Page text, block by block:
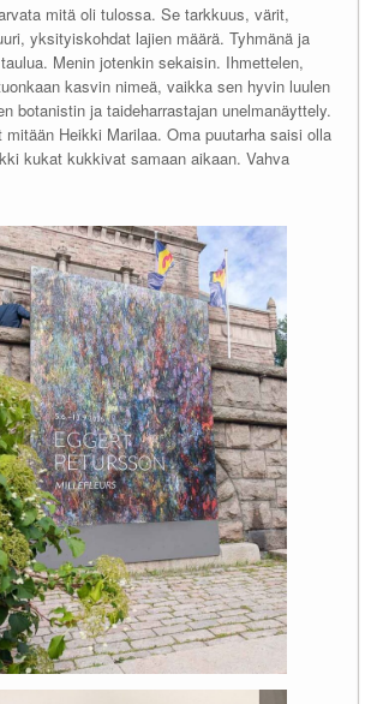
mitä oli tulossa. Se tarkkuus, värit,
yksityiskohdat lajien määrä. Tyhmänä ja
Menin jotenkin sekaisin. Ihmettelen,
kasvin nimeä, vaikka sen hyvin luulen
botanistin ja taideharrastajan unelmanäyttely.
mitään Heikki Marilaa. Oma puutarha saisi olla
kukat kukkivat samaan aikaan. Vahva